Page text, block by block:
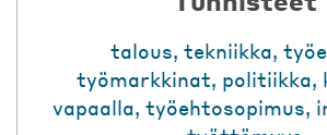
talous, tekniikka,
työmarkkinat, politiikka,
vapaalla, työehtosopimus,